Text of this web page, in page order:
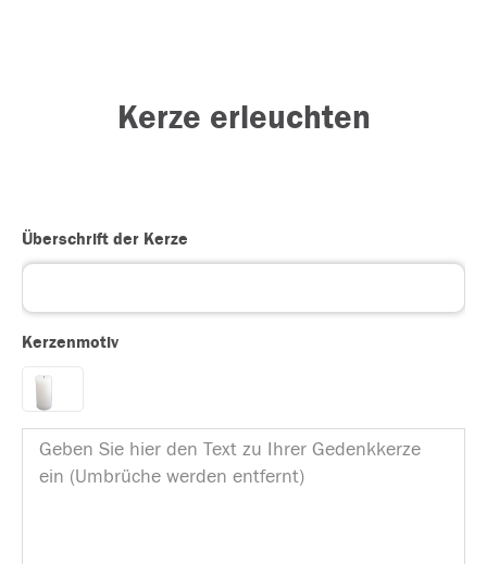
Kerze erleuchten
Überschrift der Kerze
Kerzenmotiv